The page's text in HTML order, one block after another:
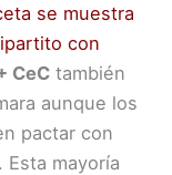
se muestra
con
CeC también
aunque los
pactar con
mayoría